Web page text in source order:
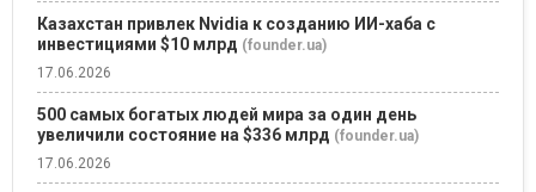
Казахстан привлек Nvidia к созданию ИИ-хаба с
инвестициями $10 млрд (founder.ua)
17.06.2026
500 самых богатых людей мира за один день
увеличили состояние на $336 млрд (founder.ua)
17.06.2026